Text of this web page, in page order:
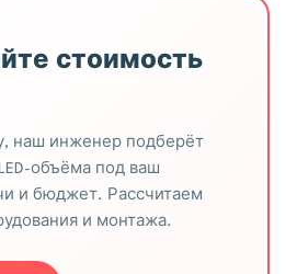
стоимость
наш инженер подберёт
объёма под ваш
и бюджет. Рассчитаем
и монтажа.